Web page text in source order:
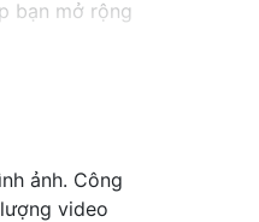
bạn mở rộng
lựa chọn
ảnh. Công
video